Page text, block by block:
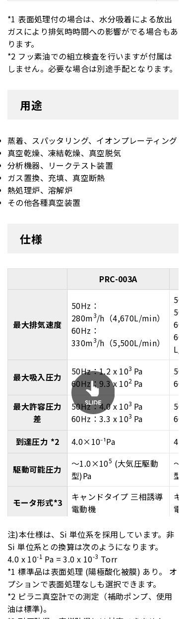
*1 表面処理付の場合は、水分吸着による放出
ガスにより排気時時間への影響がでる場合もあ
ります。
*2 フッ素油での組立検査を行いますが付属は
しません。必要な場合は別途手配となります。
用途
蒸着、スパッタリング、イオンプレーティング
真空乾燥、凍結乾燥、真空脱気
分析機器、リークテスト装置
ガス置換、充填、真空断熱
熱処理炉、溶解炉
その他各種真空装置
仕様
PRC-003A
最大排気速度
50Hz：
280m3/h（4,670L/min）
60Hz：
330m3/h（5,500L/min）
L/
最大吸入圧力 50Hz：1.2 x 103 Pa
60Hz：9.3 x 102 Pa
最大許容圧力
差
50Hz：4.0 x 103 Pa
60Hz：3.3 x 103 Pa
到達圧力 *2
4.0×10⁻¹Pa
駆動可能圧力 ～1.0×105 (大気圧駆動
型)Pa
～
型)
モータ形式*3
キャンドタイプ 三相誘導
電動機
キ
電
モータ高効率
*3
ー ー
モータ出力*3 0.75kW（2極数）
電圧200V級
モータ*3
50Hz：200V
60Hz：200/220V
注)本仕様は、Si 単位系を採用しています。非
Si 単位系との換算は次のようになります。
4.0 x 10-1 Pa = 3.0 x 10-3 Torr
*1 標準品は表面処理 (陽極酸化被膜) あり。 オ
プションで表面処理なしも選択できます。
*2 ピラニ真空計での測定（補助ポンプ、使用
油は標準)。